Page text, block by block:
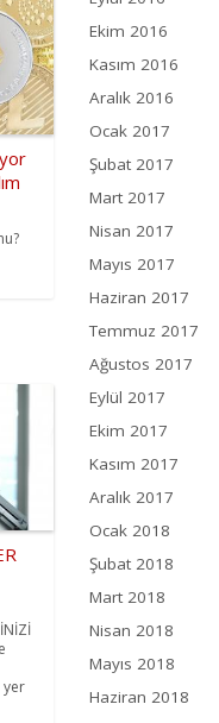
yer
Ekim 2016
Kasım 2016
Aralık 2016
Ocak 2017
Şubat 2017
Mart 2017
Nisan 2017
Mayıs 2017
Haziran 2017
Temmuz 2017
Ağustos 2017
Eylül 2017
Ekim 2017
Kasım 2017
Aralık 2017
Ocak 2018
Şubat 2018
Mart 2018
Nisan 2018
Mayıs 2018
Haziran 2018